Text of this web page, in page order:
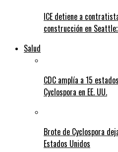
ICE detiene a
construcción en
Salud
CDC amplía a 15
Cyclospora en EE. UU.
Brote de Cyclospora
Estados Unidos